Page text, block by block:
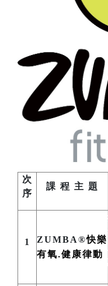
次
序
課 程 主 題
1 ZUMBA®快樂
有氧.健康律動